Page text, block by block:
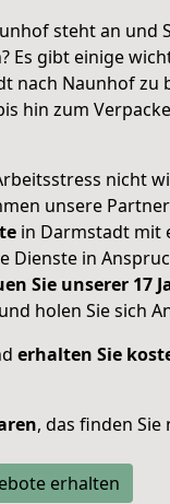
steht an und
Es gibt einige
nach Naunhof zu
hin zum
nicht
unsere
in Darmstadt mit
Dienste in
Sie unserer 17
holen Sie sich
erhalten Sie
, das finden Sie
erhalten